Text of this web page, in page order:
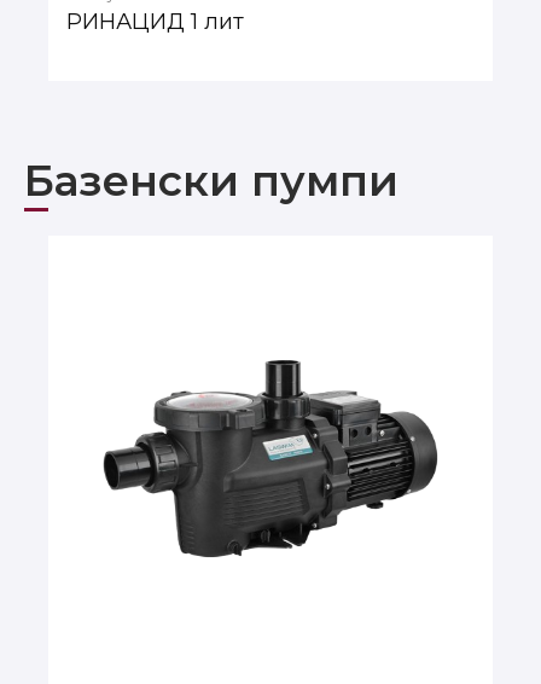
РИНАЦИД 1 лит
Базенски пумпи